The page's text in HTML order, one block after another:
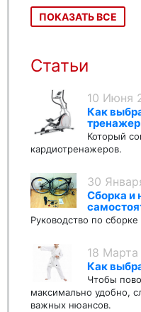
ПОКАЗАТЬ ВСЕ
Статьи
10 Июня
Как
тренажер
Который
кардиотренажеров.
30
Сборка и
Руководство по
18
Как
Чтобы
максимально удобно,
важных нюансов.